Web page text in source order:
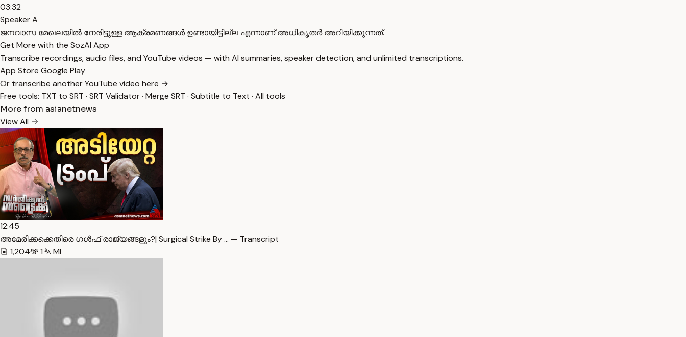
03:32
Speaker A
ജനവാസ മേഖലയിൽ നേരിട്ടുള്ള ആക്രമണങ്ങൾ ഉണ്ടായിട്ടില്ല എന്നാണ് അധികൃതർ അറിയിക്കുന്നത്.
Get More with the SozAI App
Transcribe recordings, audio files, and YouTube videos — with AI summaries, speaker detection, and unlimited transcriptions.
App Store Google Play
Or transcribe another YouTube video here →
Free tools: TXT to SRT · SRT Validator· Merge SRT · Subtitle to Text · All tools
More from asianetnews
View All
12:45
അമേരിക്കക്കെതിരെ ഗൾഫ് രാജ്യങ്ങളും?| Surgical Strike By … — Transcript
1,204
1 Ml